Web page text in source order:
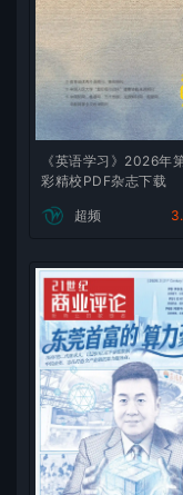
《英语学习》2026年
彩精校PDF杂志下载
超频